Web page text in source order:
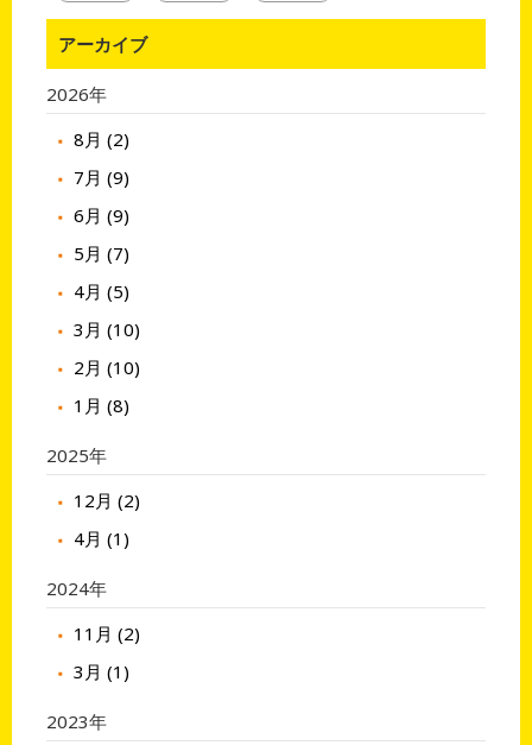
アーカイブ
2026年
8月 (2)
7月 (9)
6月 (9)
5月 (7)
4月 (5)
3月 (10)
2月 (10)
1月 (8)
2025年
12月 (2)
4月 (1)
2024年
11月 (2)
3月 (1)
2023年